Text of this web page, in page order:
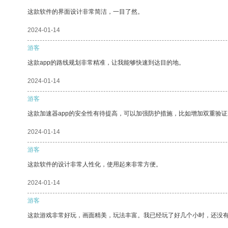
这款软件的界面设计非常简洁，一目了然。
2024-01-14
游客
这款app的路线规划非常精准，让我能够快速到达目的地。
2024-01-14
游客
这款加速器app的安全性有待提高，可以加强防护措施，比如增加双重验证
2024-01-14
游客
这款软件的设计非常人性化，使用起来非常方便。
2024-01-14
游客
这款游戏非常好玩，画面精美，玩法丰富。我已经玩了好几个小时，还没有